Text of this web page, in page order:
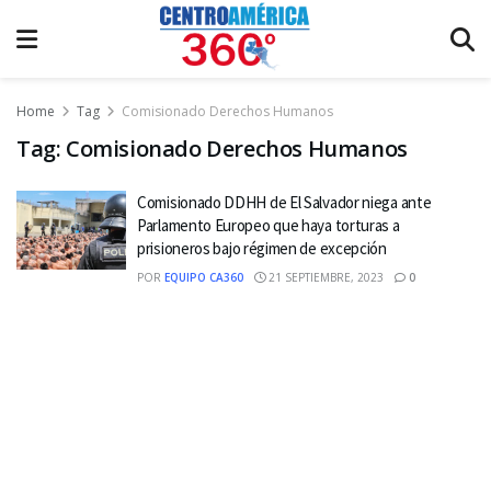
Home Tag Comisionado Derechos Humanos
Tag: Comisionado Derechos Humanos
Comisionado DDHH de El Salvador niega ante
Parlamento Europeo que haya torturas a
prisioneros bajo régimen de excepción
POR EQUIPO CA360 21 SEPTIEMBRE, 2023 0